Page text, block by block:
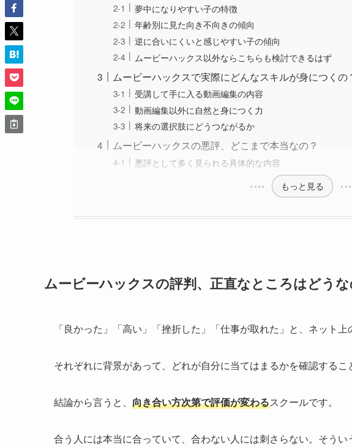
夢中になりやすい子の特徴
年齢別に見た向き不向きの傾向
逆に合いにくいと感じやすい子の傾向
ムービーハックス以外ならこちらも検討できるはず
ムービーハックスで実際にどんなスキルが身につくの
受講して手に入る動画編集の内容
動画編集以外に自然と身につく力
将来の選択肢にどうつながるか
ムービーハックスの悪評、どこまで本当なの？
悪評として多く見られる具体的な内容
もっと見る
ムービーハックスの評判、正直なところはどうな
「良かった」「高い」「挫折した」「仕事が取れた」と、ネット上
それぞれに背景があって、どれが自分に当てはまるかを確認するこ
結論から言うと、 向き合い方次第で評価が変わるスクールです。
合う人には本当に合っていて、合わない人には刺さらない。そうい